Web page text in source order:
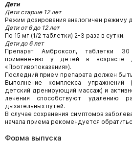
Дети
Дети старше 12 лет
Режим дозирования аналогичен режиму
Дети от 6 до 12 лет
По 15 мг (1/2 таблетки) 2-3 раза в сутки.
Дети до 6 лет
Препарат Амброксол, таблетки
применению у детей в
«Противопоказания»).
Последний прием препарата должен
Выполнение комплекса упражнений
детский дренирующий массаж) и
лечения способствуют удалению
дыхательных путей.
В случае сохранения симптомов
начала приема рекомендуется
Форма выпуска